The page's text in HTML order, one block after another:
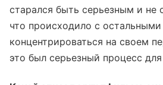
старался быть серьезным и не
что происходило с
концентрироваться на своем
это был серьезный процесс для